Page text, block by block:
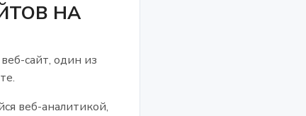
НА
сайт, один из
веб-аналитикой,